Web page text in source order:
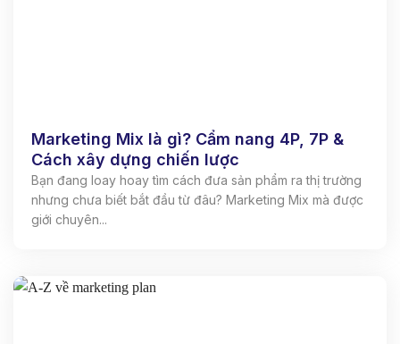
Marketing Mix là gì? Cẩm nang 4P, 7P &
Cách xây dựng chiến lược
Bạn đang loay hoay tìm cách đưa sản phẩm ra thị trường
nhưng chưa biết bắt đầu từ đâu? Marketing Mix mà được
giới chuyên...